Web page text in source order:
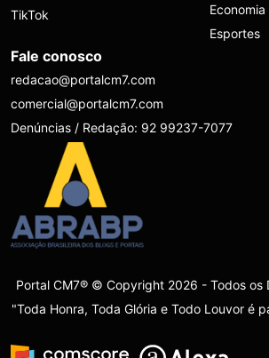
TikTok
Economia
Esportes
Fale conosco
redacao@portalcm7.com
comercial@portalcm7.com
Denúncias / Redação: 92 99237-7077
Portal CM7® © Copyright 2026 - Todos os
"Toda Honra, Toda Glória e Todo Louvor é